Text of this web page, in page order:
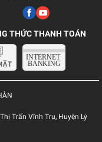
THỨC THANH TOÁN
Trấn Vĩnh Trụ, Huyện Lý